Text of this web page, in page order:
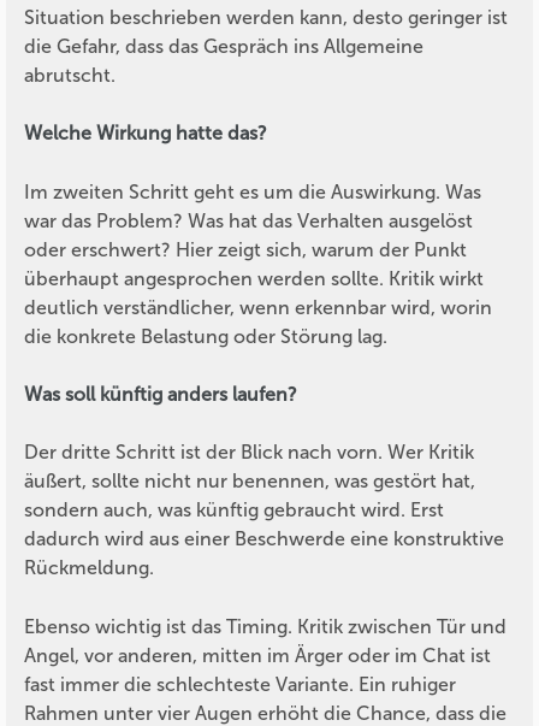
Situation beschrieben werden kann, desto geringer ist
die Gefahr, dass das Gespräch ins Allgemeine
abrutscht.
Welche Wirkung hatte das?
Im zweiten Schritt geht es um die Auswirkung. Was
war das Problem? Was hat das Verhalten ausgelöst
oder erschwert? Hier zeigt sich, warum der Punkt
überhaupt angesprochen werden sollte. Kritik wirkt
deutlich verständlicher, wenn erkennbar wird, worin
die konkrete Belastung oder Störung lag.
Was soll künftig anders laufen?
Der dritte Schritt ist der Blick nach vorn. Wer Kritik
äußert, sollte nicht nur benennen, was gestört hat,
sondern auch, was künftig gebraucht wird. Erst
dadurch wird aus einer Beschwerde eine konstruktive
Rückmeldung.
Ebenso wichtig ist das Timing. Kritik zwischen Tür und
Angel, vor anderen, mitten im Ärger oder im Chat ist
fast immer die schlechteste Variante. Ein ruhiger
Rahmen unter vier Augen erhöht die Chance, dass die